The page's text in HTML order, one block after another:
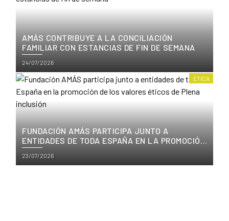
AMÁS CONTRIBUYE A LA CONCILIACIÓN
FAMILIAR CON ESTANCIAS DE FIN DE SEMANA
Posted
on
24/07/2026
ÉTICA
FUNDACIÓN AMÁS PARTICIPA JUNTO A
ENTIDADES DE TODA ESPAÑA EN LA PROMOCIÓN
DE LOS VALORES ÉTICOS DE PLENA INCLUSIÓN
Posted
on
23/07/2026